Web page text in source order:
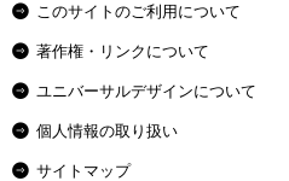
このサイトのご利用について
著作権・リンクについて
ユニバーサルデザインについて
個人情報の取り扱い
サイトマップ